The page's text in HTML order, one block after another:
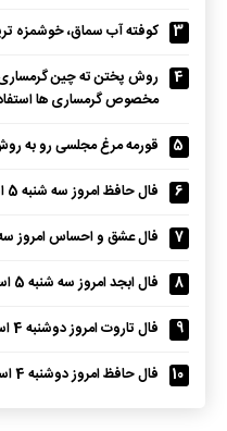
3
کوفته آب سماق، خوشمزه
4
روش پختن ته چین گرمساری
مخصوص گرمساری ها
5
قورمه مرغ مجلسی رو به
6
فال حافظ امروز سه شنبه 5 اسفند 1404
7
فال عشق و احساس امروز سه شنبه 5
8
فال ابجد امروز سه شنبه 5 اسفند 1404؛ رمز آرامش
9
فال تاروت امروز دوشنبه 4 اسفند 1404؛ انرژی های مثبت اسفند
10
فال حافظ امروز دوشنبه 4 اسفند 1404 + تفسیر